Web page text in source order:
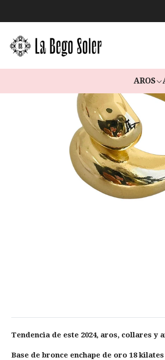
AROS
Tendencia de este 2024, aros, collares
Base de bronce enchape de oro 18